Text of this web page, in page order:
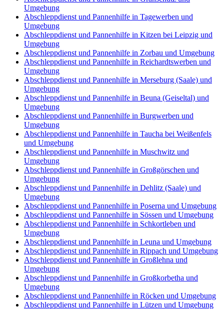
Umgebung
Abschleppdienst und Pannenhilfe in Tagewerben und
Umgebung
Abschleppdienst und Pannenhilfe in Kitzen bei Leipzig und
Umgebung
Abschleppdienst und Pannenhilfe in Zorbau und Umgebung
Abschleppdienst und Pannenhilfe in Reichardtswerben und
Umgebung
Abschleppdienst und Pannenhilfe in Merseburg (Saale) und
Umgebung
Abschleppdienst und Pannenhilfe in Beuna (Geiseltal) und
Umgebung
Abschleppdienst und Pannenhilfe in Burgwerben und
Umgebung
Abschleppdienst und Pannenhilfe in Taucha bei Weißenfels
und Umgebung
Abschleppdienst und Pannenhilfe in Muschwitz und
Umgebung
Abschleppdienst und Pannenhilfe in Großgörschen und
Umgebung
Abschleppdienst und Pannenhilfe in Dehlitz (Saale) und
Umgebung
Abschleppdienst und Pannenhilfe in Poserna und Umgebung
Abschleppdienst und Pannenhilfe in Sössen und Umgebung
Abschleppdienst und Pannenhilfe in Schkortleben und
Umgebung
Abschleppdienst und Pannenhilfe in Leuna und Umgebung
Abschleppdienst und Pannenhilfe in Rippach und Umgebung
Abschleppdienst und Pannenhilfe in Großlehna und
Umgebung
Abschleppdienst und Pannenhilfe in Großkorbetha und
Umgebung
Abschleppdienst und Pannenhilfe in Röcken und Umgebung
Abschleppdienst und Pannenhilfe in Lützen und Umgebung